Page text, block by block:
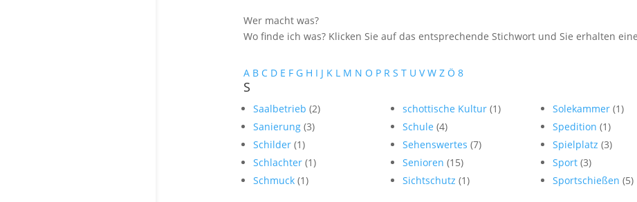
Wer macht was?
Wo finde ich was? Klicken Sie auf das entsprechende Stichwort und Sie erhalten
A B C D E F G H I J K L M N O P R S T U V W Z Ö 8
S
Saalbetrieb (2)
Sanierung (3)
Schilder (1)
Schlachter (1)
Schmuck (1)
schottische Kultur(1)
Schule(4)
Sehenswertes(7)
Senioren(15)
Sichtschutz(1)
Solekammer (1)
Spedition (1)
Spielplatz (3)
Sport (3)
Sportschießen (5)